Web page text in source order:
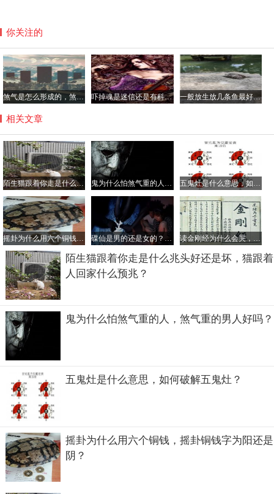
当然吃下来也没什么害处，鼻屎大都是鼻子内部的一些分泌
物和灰尘，更有研究机构经过观察研究，还真是吃鼻屎有益
处，主要是让身体直接吸收了一些细菌，可以提高免疫力，
脑，所以，吃鼻屎最多是促进身体健康，而挖鼻屎会让小孩
聪明。
那么大人吃鼻屎是什么原因？
这个真的是个人习惯问题了，有的人觉得是自己就一点不嫌
弃，什么看看自己拉的屎，闻闻自己的屁和腋窝，还有人喜
欢闻汗臭和脚丫子。有一些健康协会的组织起来还会喝尿，
据说是为了治病养生，不管效果怎么样吧，反正人类就是有
这样一些自己做起来很平常别人看来很恶心的行为。
你关注的
煞气是怎么形成的，煞气重的人克身边的人真假？ 吓掉魂是迷信还是有科学依据，吓掉魂的症状有哪些？ 一般放生放几条鱼最好，经常放生的人身上有光真的吗？
相关文章
陌生猫跟着你走是什么兆头好还是坏，猫跟着人回家什么预兆？ 鬼为什么怕煞气重的人，煞气重的男人好吗？ 五鬼灶是什么意思，如何破解五鬼灶？
摇卦为什么用六个铜钱，摇卦铜钱字为阳还是阴？ 碟仙是男的还是女的？碟仙是不是真的存在 读金刚经为什么会哭，读金刚经会倒霉真的假的？
陌生猫跟着你走是什么兆头好还是坏，猫跟着
人回家什么预兆？
鬼为什么怕煞气重的人，煞气重的男人好吗？
五鬼灶是什么意思，如何破解五鬼灶？
摇卦为什么用六个铜钱，摇卦铜钱字为阳还是
阴？